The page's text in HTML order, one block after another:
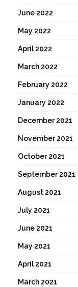
June 2022
May 2022
April 2022
March 2022
February 2022
January 2022
December 2021
November 2021
October 2021
September 2021
August 2021
July 2021
June 2021
May 2021
April 2021
March 2021